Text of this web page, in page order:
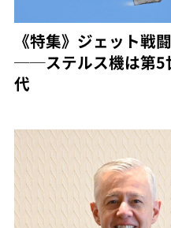
《特集》ジェット戦
──ステルス機は第5
代